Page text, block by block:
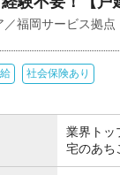
福岡サービス拠点
社会保険あり
業界トッ
宅のあ